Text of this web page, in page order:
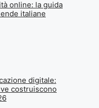
online: la guida
italiane
digitale:
costruiscono